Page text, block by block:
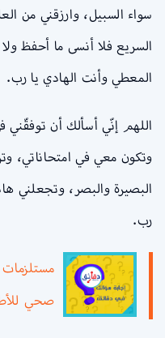
سواء السبيل، وارزقني من
السريع فلا أنسى ما أحفظ
المعطي وأنت الهادي يا رب.
اللهم إنّي أسألك أن توفقّني
وتكون معي في امتحاناتي،
البصيرة والبصر، وتجعلني
رب.
صحي